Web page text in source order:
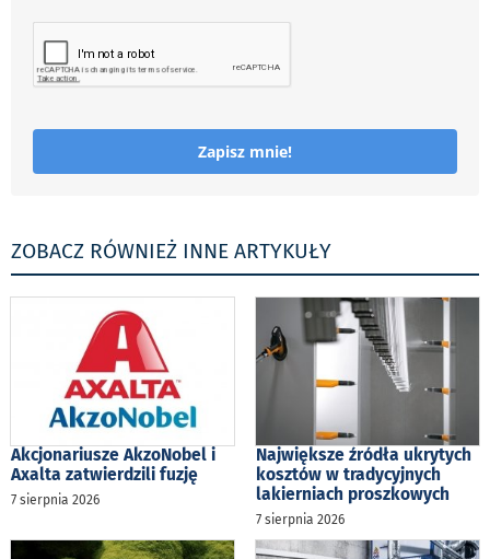
Zapisz mnie!
ZOBACZ RÓWNIEŻ INNE ARTYKUŁY
Akcjonariusze AkzoNobel i
Axalta zatwierdzili fuzję
7 sierpnia 2026
Największe źródła ukrytych
kosztów w tradycyjnych
lakierniach proszkowych
7 sierpnia 2026